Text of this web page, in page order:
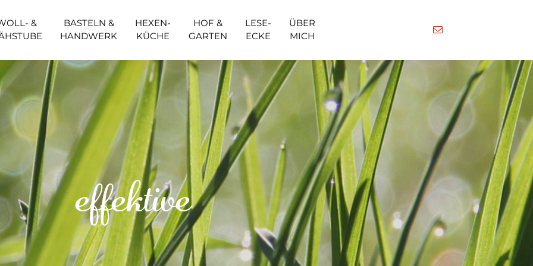
&
BASTELN &
HANDWERK
HEXEN-
KÜCHE
HOF &
GARTEN
LESE-
ECKE
ÜBER
MICH
effektive